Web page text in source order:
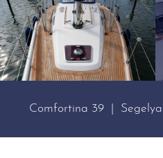
Comfortina 39 |